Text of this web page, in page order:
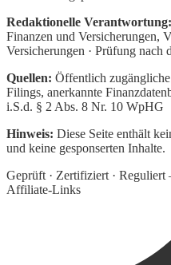
Redaktionelle Verantwortung:
Finanzen und Versicherungen,
Versicherungen · Prüfung
Quellen: Öffentlich
Filings, anerkannte
i.S.d. § 2 Abs. 8 Nr. 10 WpHG
Hinweis: Diese Seite enthält
und keine gesponserten Inhalte.
Geprüft · Zertifiziert ·
Affiliate-Links